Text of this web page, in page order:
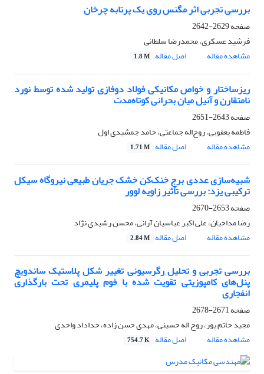
بررسی تجربی اثر مگنس روی یک پرتابه چرخان
صفحه2629-2642
فرشید عسکری، محمدرضا سلطانی
مشاهده مقاله
اصل مقاله 1.8 M
ریزساختار و خواص مکانیکی فولاد دوفازی تولید شده توسط نورد
نامتقارن و آنیل میان بحرانی کوتاه‌مدت
صفحه2643-2651
فاطمه یعقوبی، روح‌اله جماعتی، حامد جمشیدی اول
مشاهده مقاله
اصل مقاله 1.71 M
شبیه‌سازی عددی برج خنک‌کن خشک جریان طبیعی نیروگاه سیکل
ترکیبی یزد: بررسی تأثیر زاویه لوور
صفحه2653-2670
رضا مداحیان، علی اکبر عباسیان آرانی، محسن رشیدی نژاد
مشاهده مقاله
اصل مقاله 2.84 M
بررسی تجربی و تحلیل رگرسیونی تغییر شکل پلاستیک ساندویچ
پنل‌های کامپوزیتی تقویت شده با فوم پلیمری تحت بارگذاری
انفجاری
صفحه2671-2678
مجید حاتم پور، روح اله حسینی، مهدی حسن زاده، خداداد واحدی
مشاهده مقاله
اصل مقاله 754.7 K